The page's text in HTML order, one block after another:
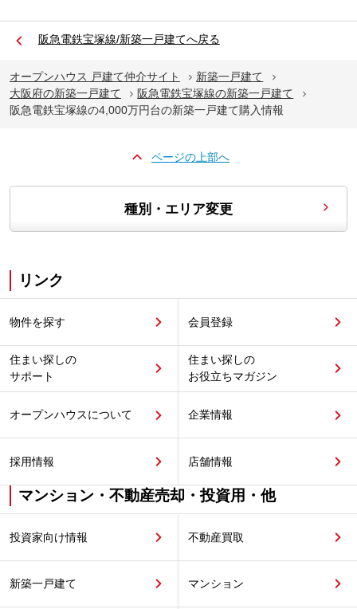
阪急電鉄宝塚線/新築一戸建てへ戻る
オープンハウス 戸建て仲介サイト
新築一戸建て
大阪府の新築一戸建て
阪急電鉄宝塚線の新築一戸建て
阪急電鉄宝塚線の4,000万円台の新築一戸建て購入情報
ページの上部へ
種別・エリア変更
リンク
物件を探す 会員登録
住まい探しの
サポート
住まい探しの
お役立ちマガジン
オープンハウスについて 企業情報
採用情報 店舗情報
マンション・不動産売却・投資用・他
投資家向け情報 不動産買取
新築一戸建て マンション